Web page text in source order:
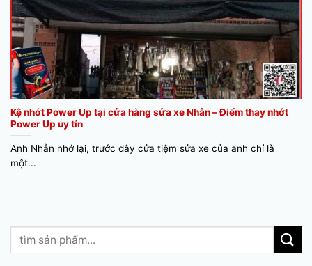
Kệ nhớt Power Up tại cửa hàng sửa xe Nhẫn – Điểm thay nhớt
Power Up uy tín
Anh Nhẫn nhớ lại, trước đây cửa tiệm sửa xe của anh chỉ là
một...